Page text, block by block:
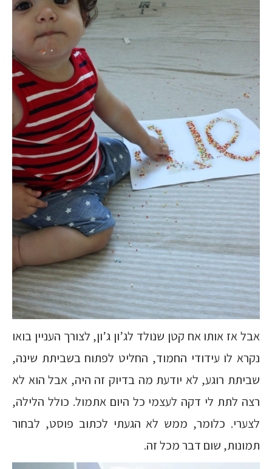
אבל אז אותו אח קטן שנולד לג’ון ג’ון, לצורך העניין בואו
נקרא לו עידודי החמוד, החליט לפתוח בשביתת שינה,
שביתת רוגע, לא יודעת מה בדיוק זה היה, אבל הוא לא
רצה לתת לי דקה לעצמי כל היום אתמול. כולל הלילה,
לצערי. כלומר, ממש לא הגעתי לכתוב פוסט, לבחור
תמונות, שום דבר מכל זה.